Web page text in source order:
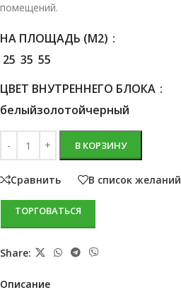
помещений.
НА ПЛОЩАДЬ (М2)
25 35 55
ЦВЕТ ВНУТРЕННЕГО БЛОКА
белыйзолотойчерный
В КОРЗИНУ
Сравнить В список желаний
ТОРГОВАТЬСЯ
Share:
Описание